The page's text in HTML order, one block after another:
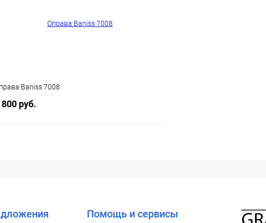
Baniss 7008
руб.
Помощь и сервисы